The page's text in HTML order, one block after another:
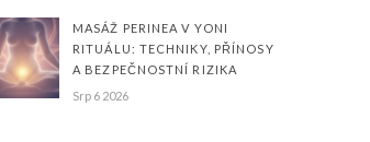
MASÁŽ PERINEA V YONI
RITUÁLU: TECHNIKY, PŘÍNOSY
A BEZPEČNOSTNÍ RIZIKA
Srp 6 2026